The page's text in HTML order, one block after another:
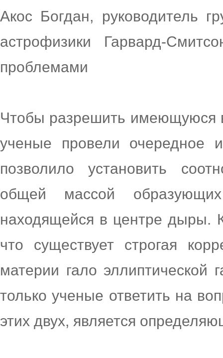
Акос Богдан, руководитель
астрофизики Гарвард-
проблемами
Чтобы разрешить имеющуюся
ученые провели очередное
позволило установить
общей массой
находящейся в центре дыры.
что существует строгая
материи гало эллиптической
только ученые ответить на
этих двух, является